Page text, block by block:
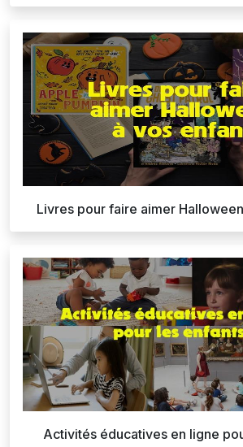
Livres pour faire aimer
Activités éducatives en ligne